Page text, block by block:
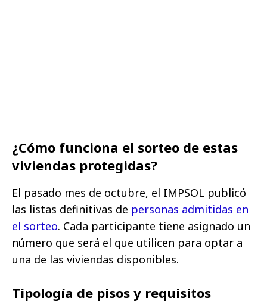
¿Cómo funciona el sorteo de estas
viviendas protegidas?
El pasado mes de octubre, el IMPSOL publicó
las listas definitivas de personas admitidas en
el sorteo. Cada participante tiene asignado un
número que será el que utilicen para optar a
una de las viviendas disponibles.
Tipología de pisos y requisitos